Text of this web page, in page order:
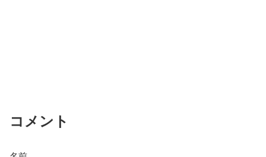
コメント